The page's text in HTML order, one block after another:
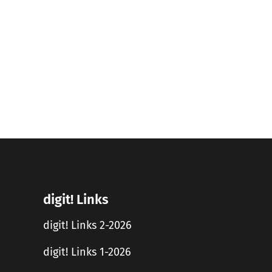
digit! Links
digit! Links 2-2026
digit! Links 1-2026